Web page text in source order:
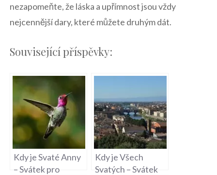
‌nezapomeňte, že láska a upřímnost jsou vždy
nejcennější dary, které můžete druhým dát.
Související příspěvky:
Kdy je Svaté Anny
– Svátek pro
Kdy je Všech
Svatých – Svátek